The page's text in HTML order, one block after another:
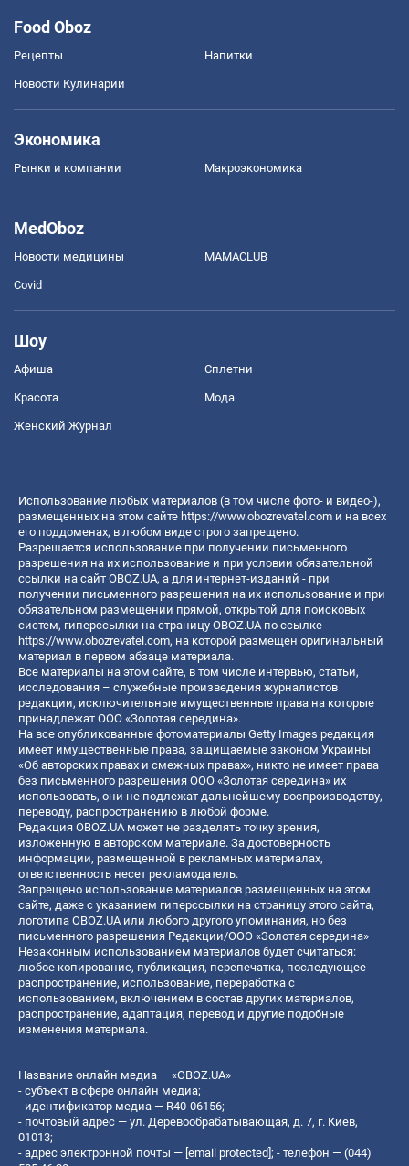
Food Oboz
Рецепты Напитки
Новости Кулинарии
Экономика
Рынки и компании Mакроэкономика
MedOboz
Новости медицины MAMACLUB
Covid
Шоу
Афиша Сплетни
Красота Мода
Женский Журнал
Использование любых материалов (в том числе фото- и видео-),
размещенных на этом сайте https://www.obozrevatel.com и на всех
его поддоменах, в любом виде строго запрещено.
Разрешается использование при получении письменного
разрешения на их использование и при условии обязательной
ссылки на сайт OBOZ.UA, а для интернет-изданий - при
получении письменного разрешения на их использование и при
обязательном размещении прямой, открытой для поисковых
систем, гиперссылки на страницу OBOZ.UA по ссылке
https://www.obozrevatel.com, на которой размещен оригинальный
материал в первом абзаце материала.
Все материалы на этом сайте, в том числе интервью, статьи,
исследования – служебные произведения журналистов
редакции, исключительные имущественные права на которые
принадлежат ООО «Золотая середина».
На все опубликованные фотоматериалы Getty Images редакция
имеет имущественные права, защищаемые законом Украины
«Об авторских правах и смежных правах», никто не имеет права
без письменного разрешения ООО «Золотая середина» их
использовать, они не подлежат дальнейшему воспроизводству,
переводу, распространению в любой форме.
Редакция OBOZ.UA может не разделять точку зрения,
изложенную в авторском материале. За достоверность
информации, размещенной в рекламных материалах,
ответственность несет рекламодатель.
Запрещено использование материалов размещенных на этом
сайте, даже с указанием гиперссылки на страницу этого сайта,
логотипа OBOZ.UA или любого другого упоминания, но без
письменного разрешения Редакции/ООО «Золотая середина»
Незаконным использованием материалов будет считаться:
любое копирование, публикация, перепечатка, последующее
распространение, использование, переработка с
использованием, включением в состав других материалов,
распространение, адаптация, перевод и другие подобные
изменения материала.
Название онлайн медиа — «OBOZ.UA»
- субъект в сфере онлайн медиа;
- идентификатор медиа — R40-06156;
- почтовый адрес — ул. Деревообрабатывающая, д. 7, г. Киев,
01013;
- адрес электронной почты — [email protected]; - телефон — (044)